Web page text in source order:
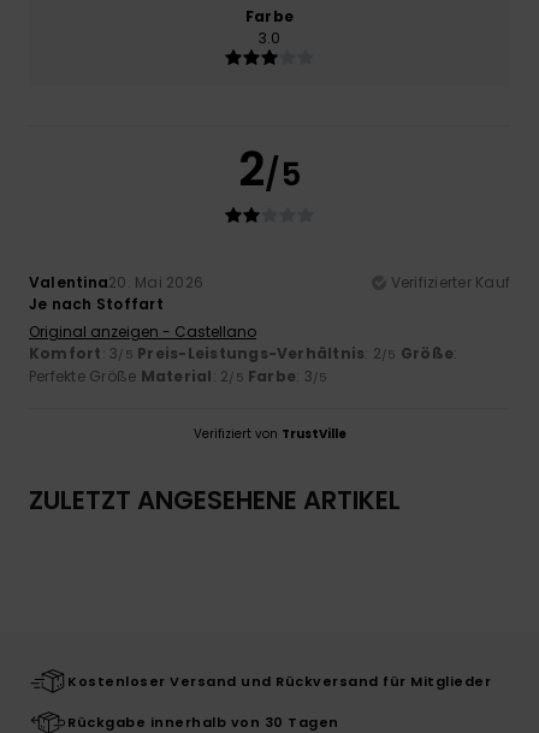
Farbe
3.0
2/5
Valentina20. Mai 2026
Verifizierter Kauf
Je nach Stoffart
Original anzeigen - Castellano
Komfort: 3/5 Preis-Leistungs-Verhältnis: 2/5 Größe:
Perfekte Größe Material: 2/5 Farbe: 3/5
Verifiziert von TrustVille
ZULETZT ANGESEHENE ARTIKEL
Kostenloser Versand und Rückversand für Mitglieder
Rückgabe innerhalb von 30 Tagen